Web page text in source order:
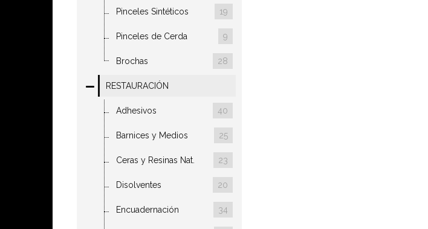
Pinceles Sintéticos 19
Pinceles de Cerda 9
Brochas 28
RESTAURACIÓN
Adhesivos 40
Barnices y Medios 25
Ceras y Resinas Nat. 23
Disolventes 20
Encuadernación 34